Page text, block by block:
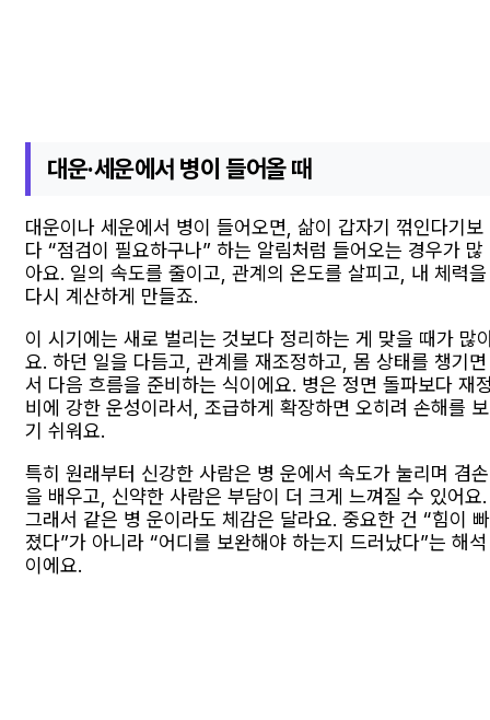
대운·세운에서 병이 들어올 때
대운이나 세운에서 병이 들어오면, 삶이 갑자기 꺾인다기보
다 “점검이 필요하구나” 하는 알림처럼 들어오는 경우가 많
아요. 일의 속도를 줄이고, 관계의 온도를 살피고, 내 체력을
다시 계산하게 만들죠.
이 시기에는 새로 벌리는 것보다 정리하는 게 맞을 때가 많
요. 하던 일을 다듬고, 관계를 재조정하고, 몸 상태를 챙기면
서 다음 흐름을 준비하는 식이에요. 병은 정면 돌파보다 재
비에 강한 운성이라서, 조급하게 확장하면 오히려 손해를 보
기 쉬워요.
특히 원래부터 신강한 사람은 병 운에서 속도가 눌리며 겸손
을 배우고, 신약한 사람은 부담이 더 크게 느껴질 수 있어요.
그래서 같은 병 운이라도 체감은 달라요. 중요한 건 “힘이 빠
졌다”가 아니라 “어디를 보완해야 하는지 드러났다”는 해석
이에요.